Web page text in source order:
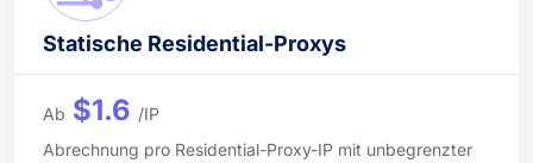
Statische Residential-Proxys
Ab $1.6 /IP
Abrechnung pro Residential-Proxy-IP mit unbegrenzter